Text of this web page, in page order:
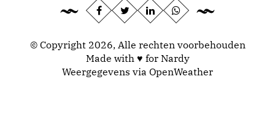
© Copyright 2026, Alle rechten voorbehouden
Made with ♥ for Nardy
Weergegevens via OpenWeather